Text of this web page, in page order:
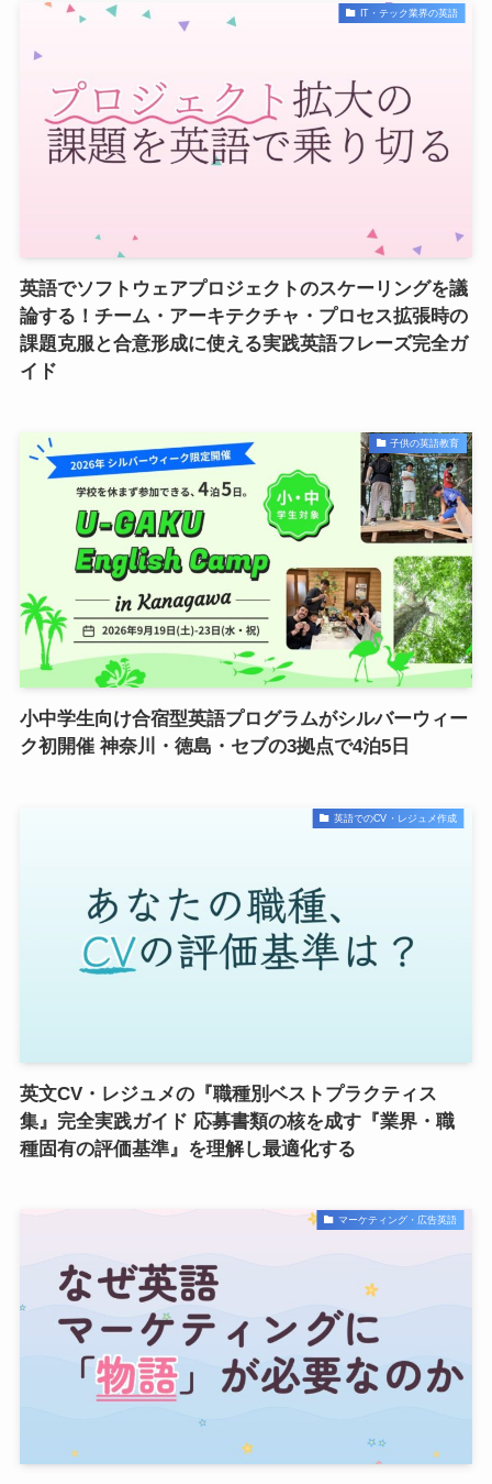
IT・テック業界の英語
英語でソフトウェアプロジェクトのスケーリングを議
論する！チーム・アーキテクチャ・プロセス拡張時の
課題克服と合意形成に使える実践英語フレーズ完全ガ
イド
子供の英語教育
小中学生向け合宿型英語プログラムがシルバーウィー
ク初開催 神奈川・徳島・セブの3拠点で4泊5日
英語でのCV・レジュメ作成
英文CV・レジュメの『職種別ベストプラクティス
集』完全実践ガイド 応募書類の核を成す『業界・職
種固有の評価基準』を理解し最適化する
マーケティング・広告英語